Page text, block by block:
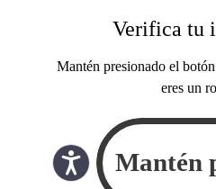
Verifica tu
Mantén presionado el
eres un